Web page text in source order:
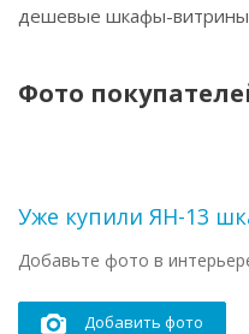
дешевые шкафы-витрины
Фото
Уже купили ЯН-13
Добавьте фото в
Добавить фото